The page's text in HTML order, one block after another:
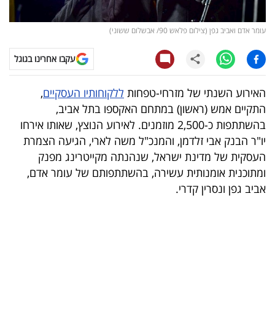
קריפטו
ויראלי
טלוויזיה
עסקי
ספורט
קריירה
ולימודים
עומר אדם ואביב גפן (צילום פלאש 90/ אבשלום ששוני)
עקבו אחרינו בגוגל
האירוע השנתי של מזרחי-טפחות ללקוחותיו העסקיים,
התקיים אמש (ראשון) במתחם האקספו בתל אביב,
בהשתתפות כ-2,500 מוזמנים. לאירוע הנוצץ, שאותו אירחו
יו"ר הבנק אבי זלדמן, והמנכ"ל משה לארי, הגיעה הצמרת
העסקית של מדינת ישראל, שנהנתה מקייטרינג מפנק
ומתוכנית אומנותית עשירה, בהשתתפותם של עומר אדם,
אביב גפן ונסרין קדרי.